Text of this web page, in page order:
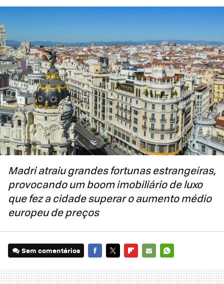
Madri atraiu grandes fortunas estrangeiras,
provocando um boom imobiliário de luxo
que fez a cidade superar o aumento médio
europeu de preços
Sem comentários
MAIL